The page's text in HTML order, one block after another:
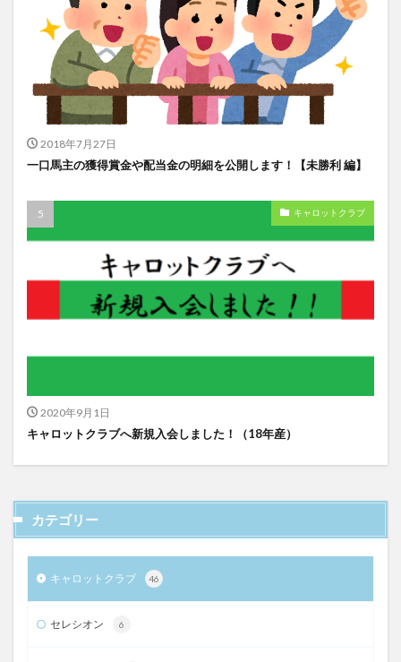
2018年7月27日
一口馬主の獲得賞金や配当金の明細を公開します！【未勝利 編】
キャロットクラブ
2020年9月1日
キャロットクラブへ新規入会しました！（18年産）
カテゴリー
キャロットクラブ 46
セレシオン 6